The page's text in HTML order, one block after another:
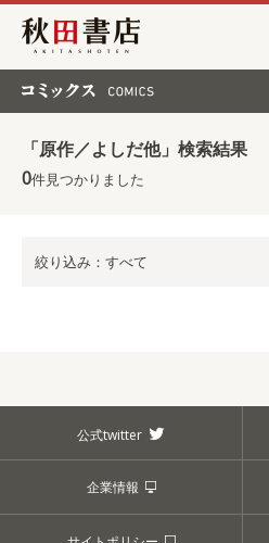
秋田書店
「原作／よしだ他」検索結果
0件見つかりました
絞り込み：すべて
公式twitter
企業情報